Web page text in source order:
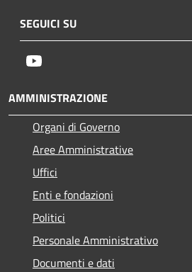
SEGUICI SU
AMMINISTRAZIONE
Organi di Governo
Aree Amministrative
Uffici
Enti e fondazioni
Politici
Personale Amministrativo
Documenti e dati